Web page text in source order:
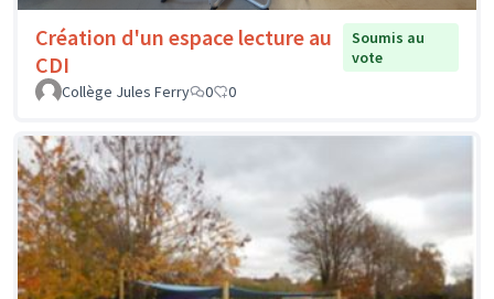
Création d'un espace lecture au
CDI
Soumis au
vote
Collège Jules Ferry
0 0